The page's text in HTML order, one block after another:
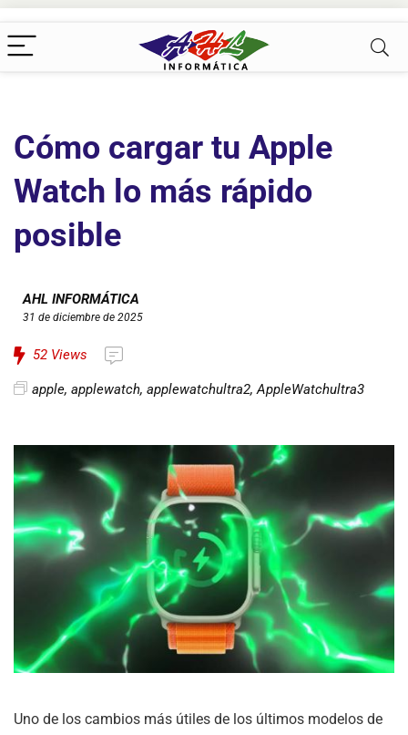
Cómo cargar tu Apple
Watch lo más rápido
posible
AHL INFORMÁTICA
31 de diciembre de 2025
52 Views
apple, applewatch, applewatchultra2,AppleWatchultra3
Uno de los cambios más útiles de los últimos modelos de